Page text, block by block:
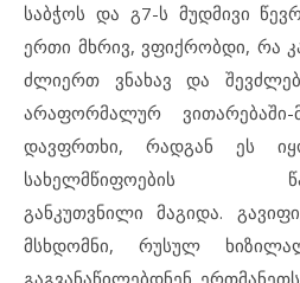
საბჭოს და გ7-ს მუდმივი
ერთი მხრივ, ვფიქრობდი, რა
ძლიერთ ვნახავ და
არაფორმალურ
დავფრთხი, რადგან ეს
სახელმწიფოების
განკუთვნილი მაგიდა.
მსხდომნი, რუსულ